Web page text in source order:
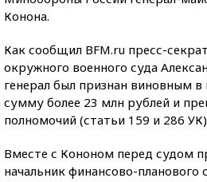
Конона.
Как сообщил BFM.ru пресс-
окружного военного суда
генерал был признан виновным
сумму более 23 млн рублей и
полномочий (статьи 159 и 286
Вместе с Кононом перед судом
начальник финансово-